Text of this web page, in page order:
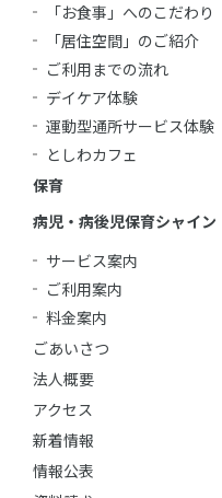
「お食事」へのこだわり
「居住空間」のご紹介
ご利用までの流れ
デイケア体験
運動型通所サービス体験
としわカフェ
保育
病児・病後児保育シャイン
サービス案内
ご利用案内
料金案内
ごあいさつ
法人概要
アクセス
新着情報
情報公表